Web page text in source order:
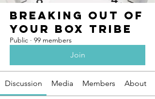
Breaking Out of
Your Box Tribe
Public · 99 members
Join
Discussion Media Members About